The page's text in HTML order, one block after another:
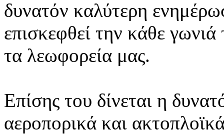
δυνατόν καλύτερη
επισκεφθεί την κάθε
τα λεωφορεία μας.
Επίσης του δίνεται η
αεροπορικά και